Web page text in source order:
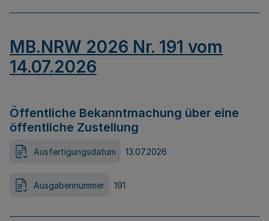
MB.NRW 2026 Nr. 191 vom
14.07.2026
Öffentliche Bekanntmachung über eine
öffentliche Zustellung
Ausfertigungsdatum 13.07.2026
Ausgabennummer 191